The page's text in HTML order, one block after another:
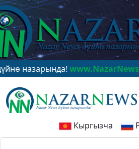
www.NazarNews.kg
Кыргызча